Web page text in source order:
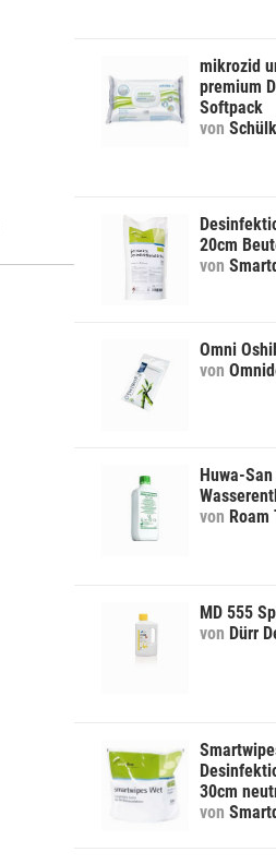
mikrozid
premium
Softpack
von
20cm
von
Omni
von
Huwa-
von Roam
MD 555
von Dürr
30cm
von